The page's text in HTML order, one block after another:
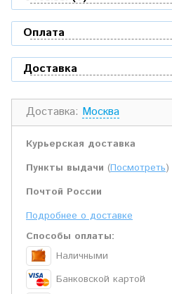
Оплата
Доставка
Доставка: Москва
Курьерская доставка
Пункты выдачи (Посмотреть)
Почтой России
Подробнее о доставке
Способы оплаты:
Наличными
Банковской картой